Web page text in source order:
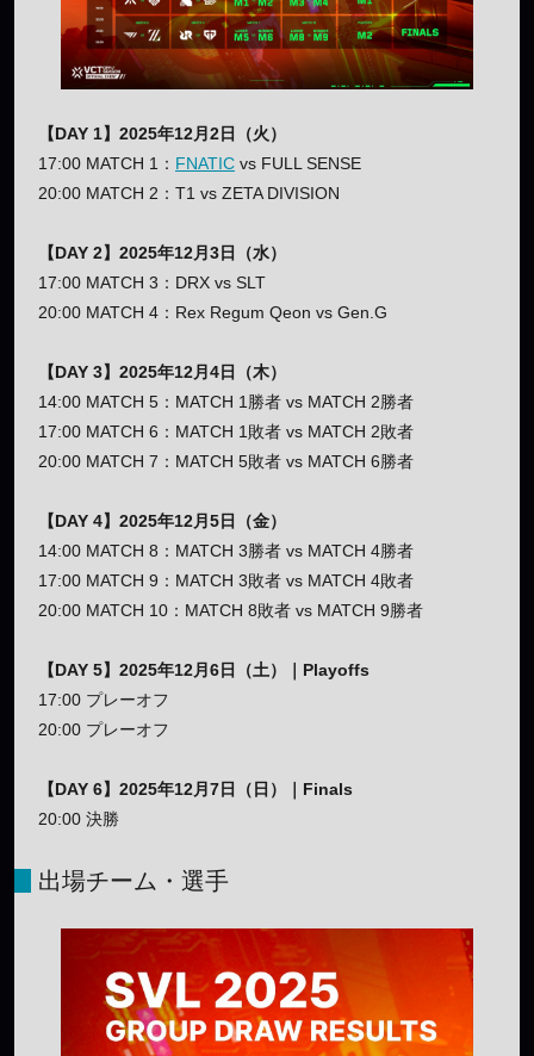
【DAY 1】2025年12月2日（火）
17:00 MATCH 1： FNATIC vs FULL SENSE
20:00 MATCH 2：T1 vs ZETA DIVISION
【DAY 2】2025年12月3日（水）
17:00 MATCH 3：DRX vs SLT
20:00 MATCH 4：Rex Regum Qeon vs Gen.G
【DAY 3】2025年12月4日（木）
14:00 MATCH 5：MATCH 1勝者 vs MATCH 2勝者
17:00 MATCH 6：MATCH 1敗者 vs MATCH 2敗者
20:00 MATCH 7：MATCH 5敗者 vs MATCH 6勝者
【DAY 4】2025年12月5日（金）
14:00 MATCH 8：MATCH 3勝者 vs MATCH 4勝者
17:00 MATCH 9：MATCH 3敗者 vs MATCH 4敗者
20:00 MATCH 10：MATCH 8敗者 vs MATCH 9勝者
【DAY 5】2025年12月6日（土）｜Playoffs
17:00 プレーオフ
20:00 プレーオフ
【DAY 6】2025年12月7日（日）｜Finals
20:00 決勝
出場チーム・選手